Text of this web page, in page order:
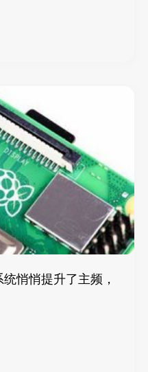
悄悄提升了主频，